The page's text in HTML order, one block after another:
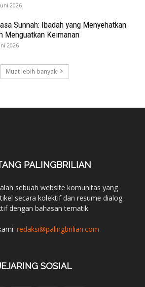
2026
Sunnah: Ibadah yang Menyehatkan
Menguatkan Keimanan
2026
Muat lebih banyak
PALINGBRILIAN
sebuah website komunitas yang
secara kolektif dan resume dialog
dengan bahasan tematik.
redaksi@palingbrilian.com
SOSIAL